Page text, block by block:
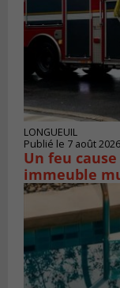
LONGUEUIL
Publié le 7 août
Un feu
immeuble